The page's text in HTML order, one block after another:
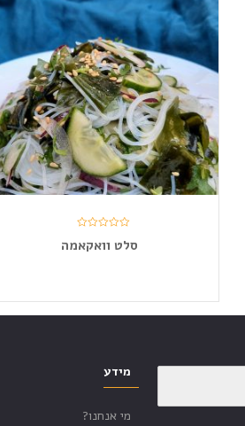
סלט וואקאמה
מידע
מי אנחנו?